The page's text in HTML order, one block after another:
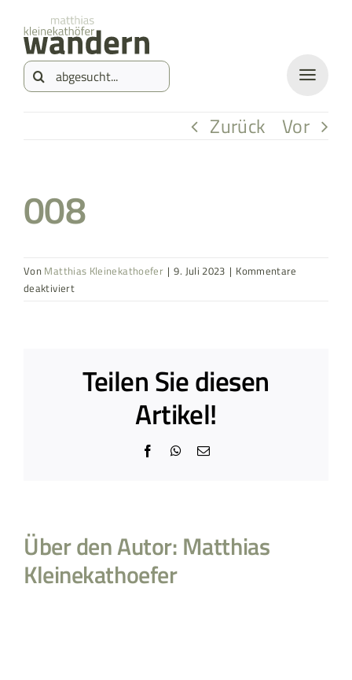
springen
Inhalt
springen
Suche
Zurück Vor
008
Von Matthias Kleinekathoefer | 9. Juli 2023 | Kommentare
deaktiviertfür
Teilen Sie diesen
Artikel!
Facebook
WhatsApp
E-
Über den Autor:Matthias
Kleinekathoefer